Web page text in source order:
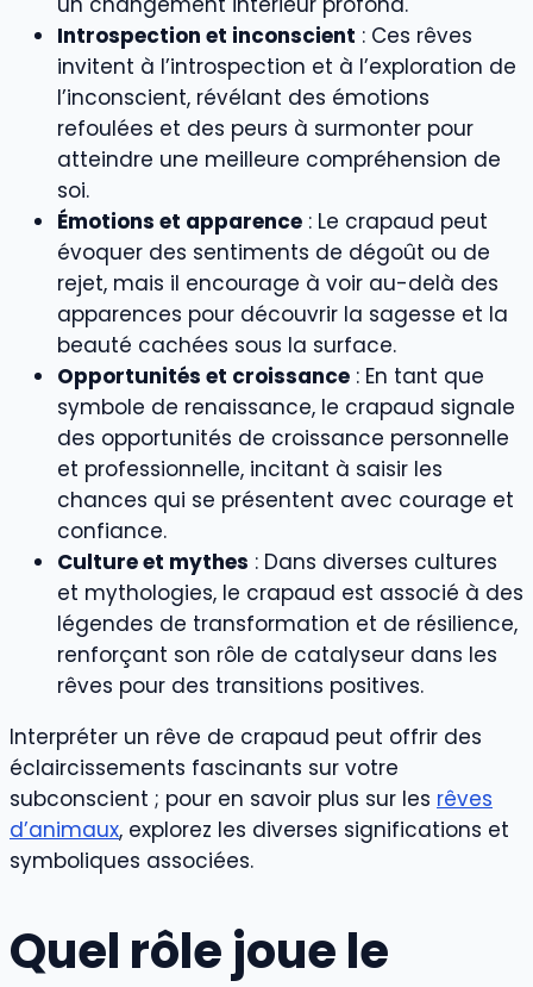
Introspection et inconscient : Ces rêves
invitent à l’introspection et à l’exploration de
l’inconscient, révélant des émotions
refoulées et des peurs à surmonter pour
atteindre une meilleure compréhension de
soi.
Émotions et apparence : Le crapaud peut
évoquer des sentiments de dégoût ou de
rejet, mais il encourage à voir au-delà des
apparences pour découvrir la sagesse et la
beauté cachées sous la surface.
Opportunités et croissance : En tant que
symbole de renaissance, le crapaud signale
des opportunités de croissance personnelle
et professionnelle, incitant à saisir les
chances qui se présentent avec courage et
confiance.
Culture et mythes : Dans diverses cultures
et mythologies, le crapaud est associé à des
légendes de transformation et de résilience,
renforçant son rôle de catalyseur dans les
rêves pour des transitions positives.
Interpréter un rêve de crapaud peut offrir des
éclaircissements fascinants sur votre
subconscient ; pour en savoir plus sur les rêves
d’animaux, explorez les diverses significations et
symboliques associées.
Quel rôle joue le